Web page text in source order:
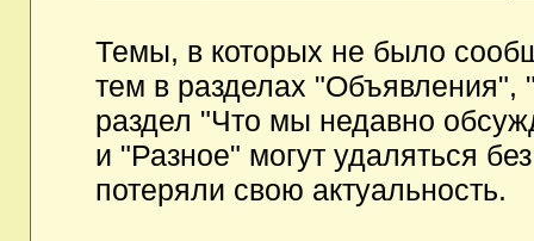
Темы, в которых не было
тем в разделах
раздел "Что мы недавно
и "Разное" могут удаляться
потеряли свою актуальность.